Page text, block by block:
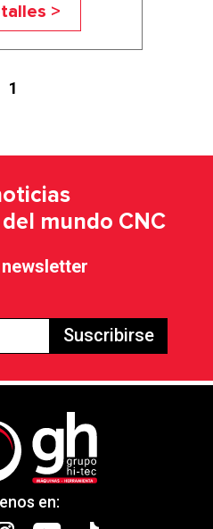
>
1
mundo CNC
Suscribirse
en: